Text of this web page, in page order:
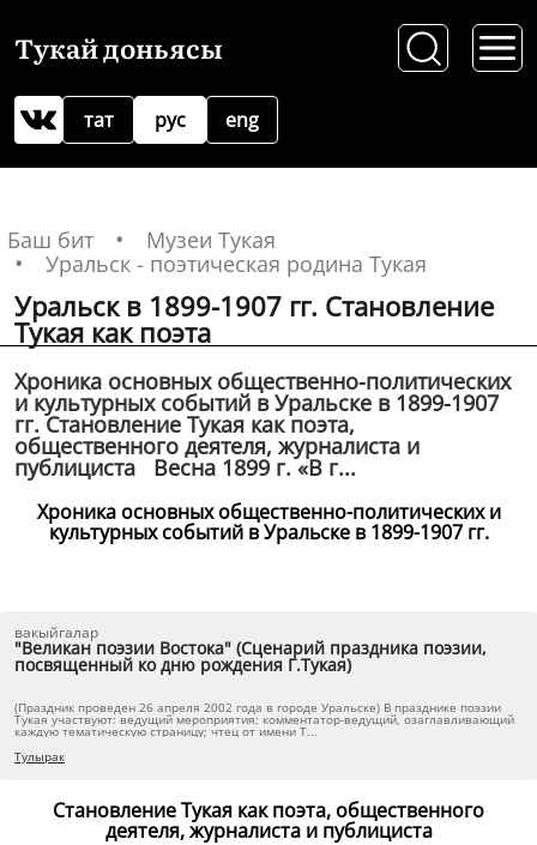
Тукай доньясы
рус
тат eng
Баш бит
Музеи Тукая
Уральск - поэтическая родина Тукая
Уральск в 1899-1907 гг. Становление
Тукая как поэта
Хроника основных общественно-политических
и культурных событий в Уральске в 1899-1907
гг. Становление Тукая как поэта,
общественного деятеля, журналиста и
публициста Весна 1899 г. «В г...
Хроника основных общественно-политических и
культурных событий в Уральске в 1899-1907 гг.
вакыйгалар
"Великан поэзии Востока" (Сценарий праздника поэзии,
посвященный ко дню рождения Г.Тукая)
(Праздник проведен 26 апреля 2002 года в городе Уральске) В празднике поэзии
Тукая участвуют: ведущий мероприятия; комментатор-ведущий, озаглавливающий
каждую тематическую страницу; чтец от имени Т...
Тулырак
Становление Тукая как поэта, общественного
деятеля, журналиста и публициста